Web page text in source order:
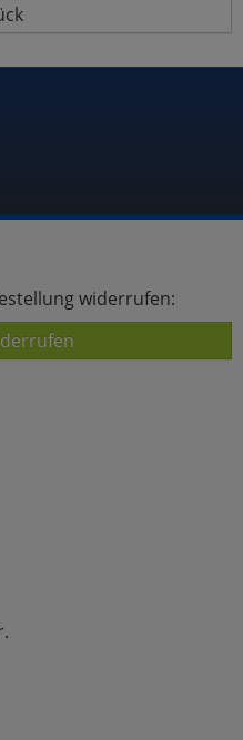
widerrufen: